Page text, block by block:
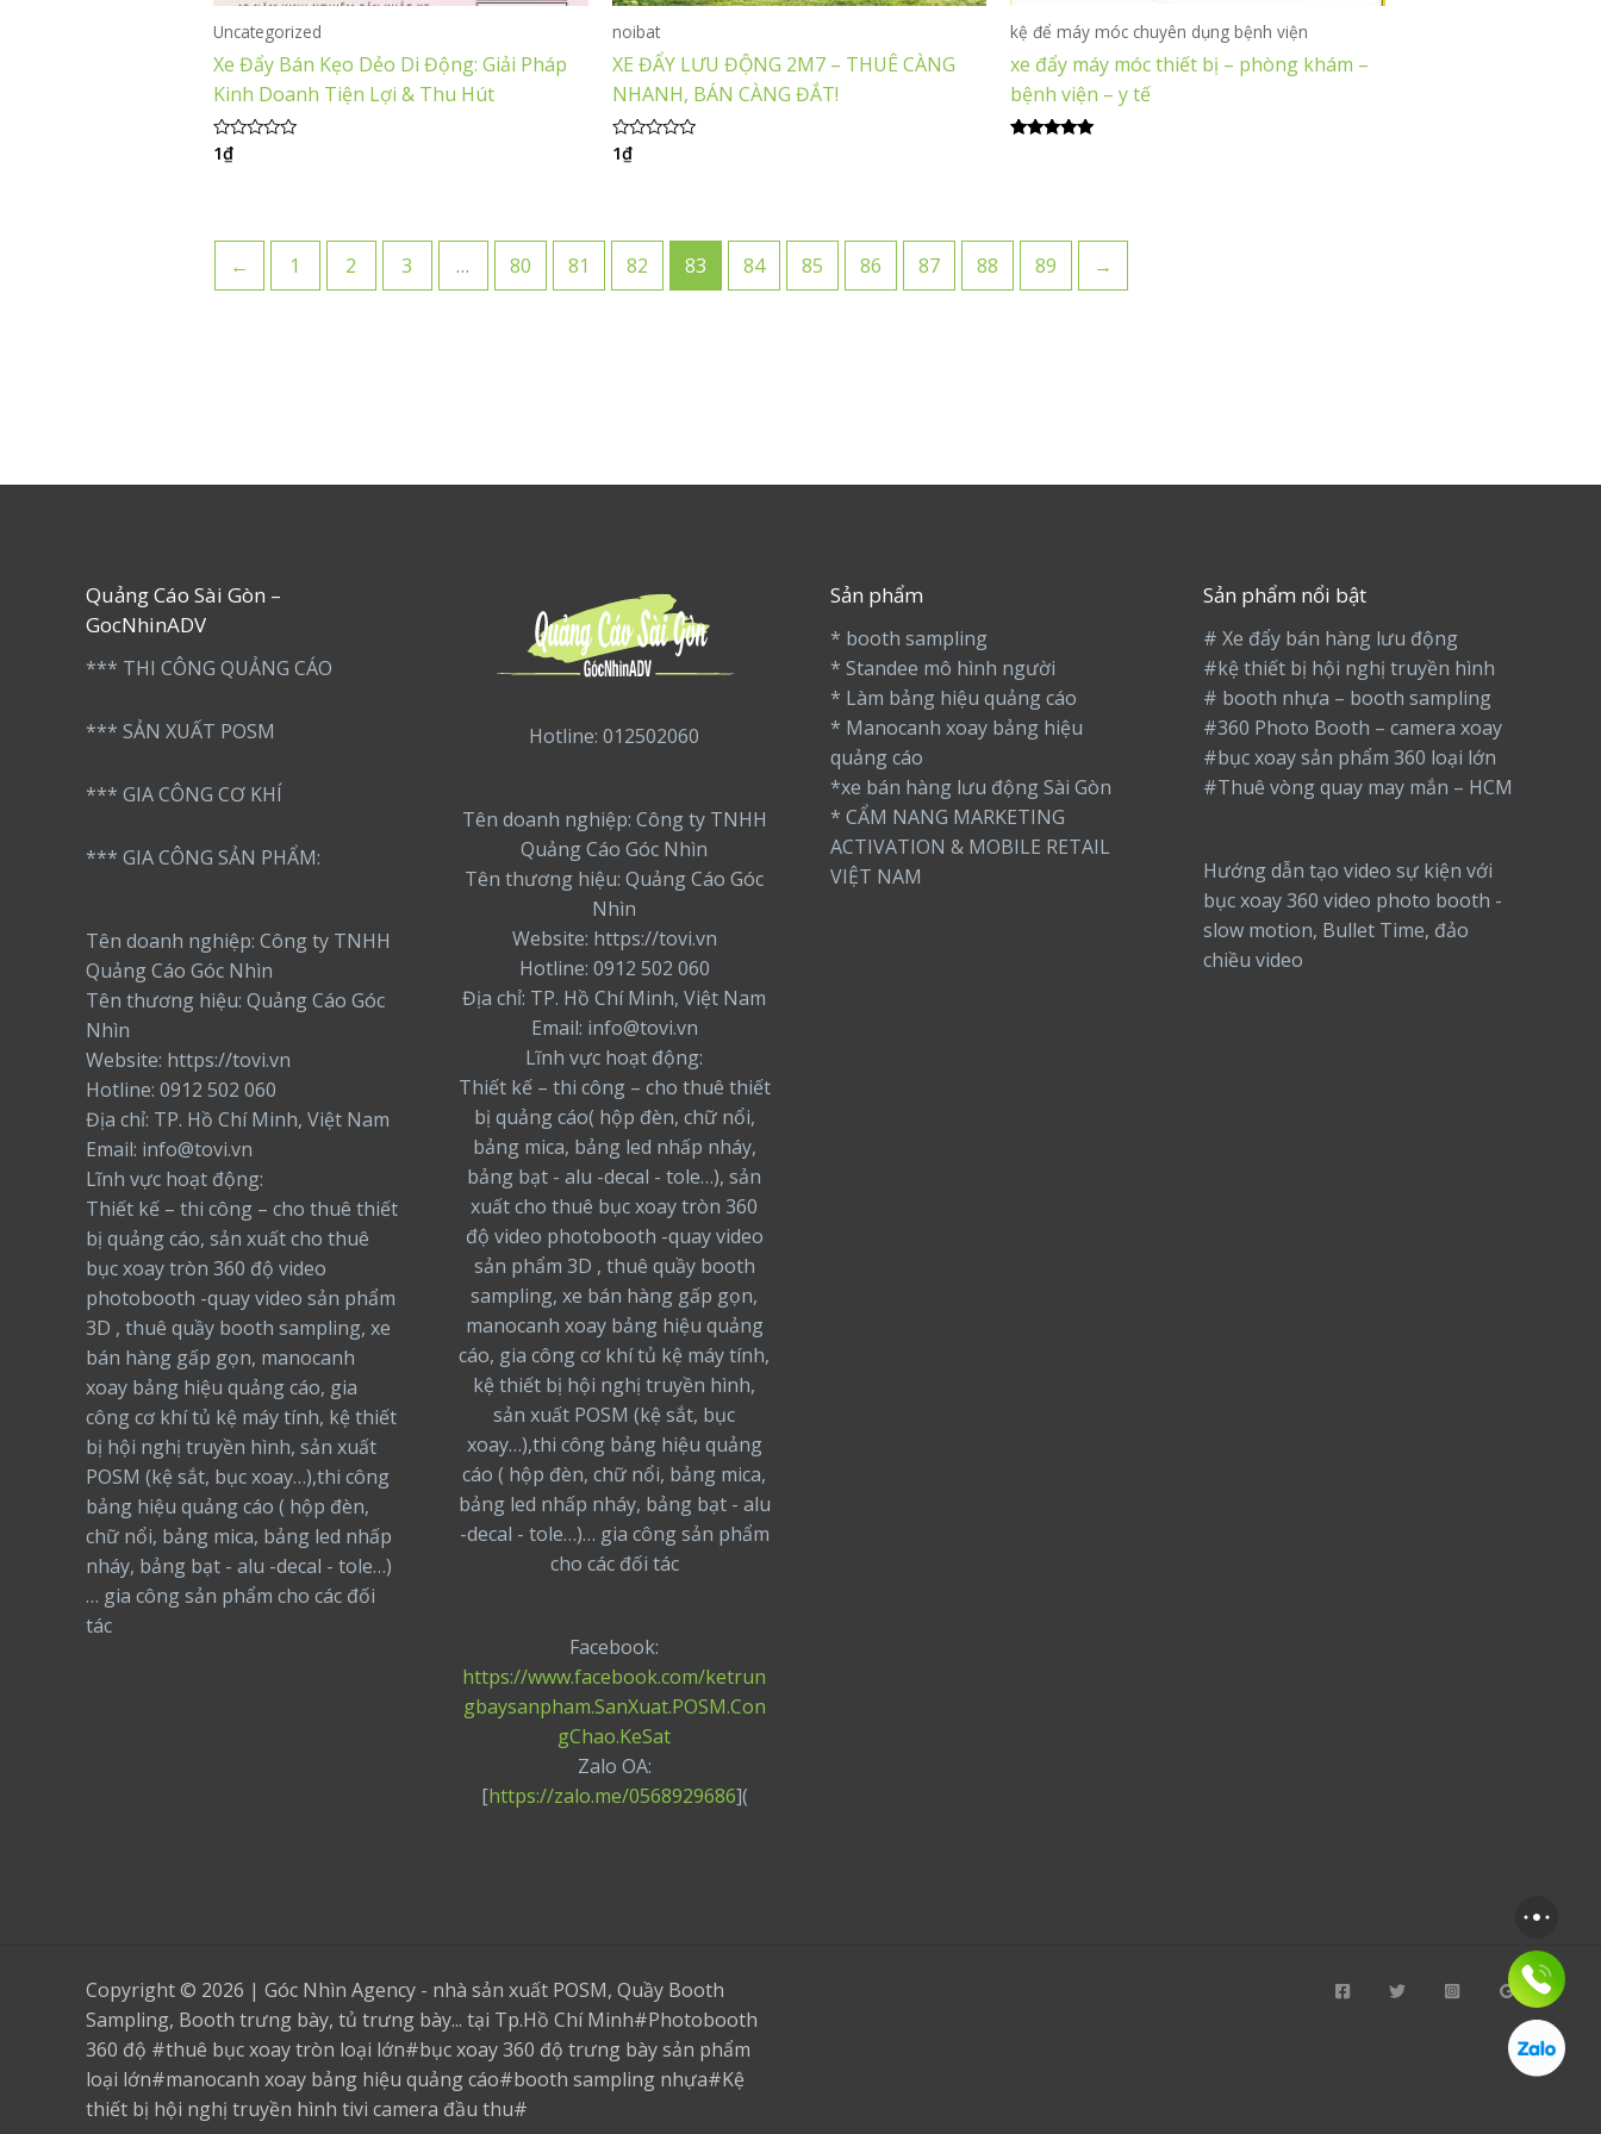
Uncategorized
Xe Đẩy Bán Kẹo Dẻo Di Động: Giải Pháp
Kinh Doanh Tiện Lợi & Thu Hút
Được
xếp
1₫
noibat
XE ĐẨY LƯU ĐỘNG 2M7 – THUÊ CÀNG
NHANH, BÁN CÀNG ĐẮT!
Được
xếp
1₫
kệ để máy móc chuyên dụng bệnh viện
xe đẩy máy móc thiết bị – phòng khám –
bệnh viện – y tế
← 1 2 3 … 80 81 82 83 84 85 86 87 88 89 →
Quảng Cáo Sài Gòn –
GocNhinADV
*** THI CÔNG QUẢNG CÁO
*** SẢN XUẤT POSM
*** GIA CÔNG CƠ KHÍ
*** GIA CÔNG SẢN PHẨM:
Tên doanh nghiệp: Công ty TNHH
Quảng Cáo Góc Nhìn
Tên thương hiệu: Quảng Cáo Góc
Nhìn
Website: https://tovi.vn
Hotline: 0912 502 060
Địa chỉ: TP. Hồ Chí Minh, Việt Nam
Email: info@tovi.vn
Lĩnh vực hoạt động:
Thiết kế – thi công – cho thuê thiết
bị quảng cáo, sản xuất cho thuê
bục xoay tròn 360 độ video
photobooth -quay video sản phẩm
3D , thuê quầy booth sampling, xe
bán hàng gấp gọn, manocanh
xoay bảng hiệu quảng cáo, gia
công cơ khí tủ kệ máy tính, kệ thiết
bị hội nghị truyền hình, sản xuất
POSM (kệ sắt, bục xoay…),thi công
bảng hiệu quảng cáo ( hộp đèn,
chữ nổi, bảng mica, bảng led nhấp
nháy, bảng bạt - alu -decal - tole…)
… gia công sản phẩm cho các đối
tác
Hotline: 012502060
Tên doanh nghiệp: Công ty TNHH
Quảng Cáo Góc Nhìn
Tên thương hiệu: Quảng Cáo Góc
Nhìn
Website: https://tovi.vn
Hotline: 0912 502 060
Địa chỉ: TP. Hồ Chí Minh, Việt Nam
Email: info@tovi.vn
Lĩnh vực hoạt động:
Thiết kế – thi công – cho thuê thiết
bị quảng cáo( hộp đèn, chữ nổi,
bảng mica, bảng led nhấp nháy,
bảng bạt - alu -decal - tole…), sản
xuất cho thuê bục xoay tròn 360
độ video photobooth -quay video
sản phẩm 3D , thuê quầy booth
sampling, xe bán hàng gấp gọn,
manocanh xoay bảng hiệu quảng
cáo, gia công cơ khí tủ kệ máy tính,
kệ thiết bị hội nghị truyền hình,
sản xuất POSM (kệ sắt, bục
xoay…),thi công bảng hiệu quảng
cáo ( hộp đèn, chữ nổi, bảng mica,
bảng led nhấp nháy, bảng bạt - alu
-decal - tole…)… gia công sản phẩm
cho các đối tác
Facebook:
https://www.facebook.com/ketrun
gbaysanpham.SanXuat.POSM.Con
gChao.KeSat
Zalo OA:
[https://zalo.me/0568929686](
Sản phẩm
* booth sampling
* Standee mô hình người
* Làm bảng hiệu quảng cáo
* Manocanh xoay bảng hiệu
quảng cáo
*xe bán hàng lưu động Sài Gòn
* CẨM NANG MARKETING
ACTIVATION & MOBILE RETAIL
VIỆT NAM
Sản phẩm nổi bật
# Xe đẩy bán hàng lưu động
#kệ thiết bị hội nghị truyền hình
# booth nhựa – booth sampling
#360 Photo Booth – camera xoay
#bục xoay sản phẩm 360 loại lớn
#Thuê vòng quay may mắn – HCM
Hướng dẫn tạo video sự kiện với
bục xoay 360 video photo booth -
slow motion, Bullet Time, đảo
chiều video
Copyright © 2026 | Góc Nhìn Agency - nhà sản xuất POSM, Quầy Booth
Sampling, Booth trưng bày, tủ trưng bày... tại Tp.Hồ Chí Minh#Photobooth
360 độ #thuê bục xoay tròn loại lớn#bục xoay 360 độ trưng bày sản phẩm
loại lớn#manocanh xoay bảng hiệu quảng cáo#booth sampling nhựa#Kệ
thiết bị hội nghị truyền hình tivi camera đầu thu#